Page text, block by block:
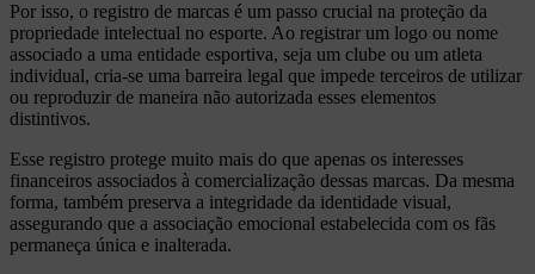
Por isso, o registro de marcas é um passo crucial na proteção da
propriedade intelectual no esporte. Ao registrar um logo ou nome
associado a uma entidade esportiva, seja um clube ou um atleta
individual, cria-se uma barreira legal que impede terceiros de utilizar
ou reproduzir de maneira não autorizada esses elementos
distintivos.
Esse registro protege muito mais do que apenas os interesses
financeiros associados à comercialização dessas marcas. Da mesma
forma, também preserva a integridade da identidade visual,
assegurando que a associação emocional estabelecida com os fãs
permaneça única e inalterada.